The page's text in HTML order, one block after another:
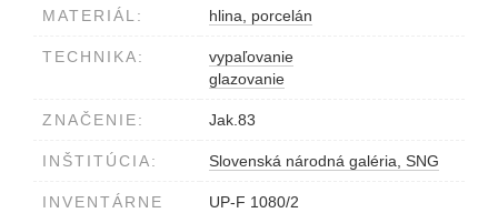
MATERIÁL: hlina, porcelán
TECHNIKA:
vypaľovanie
glazovanie
ZNAČENIE: Jak.83
INŠTITÚCIA: Slovenská národná galéria, SNG
INVENTÁRNE
UP-F 1080/2